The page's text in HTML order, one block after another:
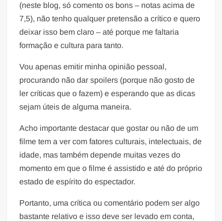
(neste blog, só comento os bons – notas acima de
7,5), não tenho qualquer pretensão a crítico e quero
deixar isso bem claro – até porque me faltaria
formação e cultura para tanto.
Vou apenas emitir minha opinião pessoal,
procurando não dar spoilers (porque não gosto de
ler críticas que o fazem) e esperando que as dicas
sejam úteis de alguma maneira.
Acho importante destacar que gostar ou não de um
filme tem a ver com fatores culturais, intelectuais, de
idade, mas também depende muitas vezes do
momento em que o filme é assistido e até do próprio
estado de espírito do espectador.
Portanto, uma crítica ou comentário podem ser algo
bastante relativo e isso deve ser levado em conta,